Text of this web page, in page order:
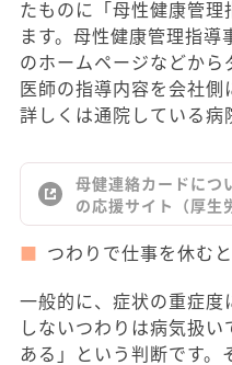
たものに「母性健康管
ます。母性健康管理指
のホームページなどから
医師の指導内容を会社側
詳しくは通院している病
母健連絡カードにつ
の応援サイト（厚生
つわりで仕事を休む
一般的に、症状の重症度
しないつわりは病気扱
ある」という判断です。